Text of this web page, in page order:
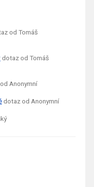
od Tomáš
dotaz od Tomáš
Anonymní
dotaz od Anonymní